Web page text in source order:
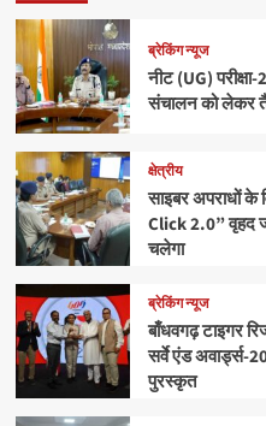
ब्रेकिंग न्यूज
नीट (UG) परीक्षा-
संचालन को लेकर
क्षेत्रीय
साइबर अपराधों के
Click 2.0” वृहद
चलेगा
ब्रेकिंग न्यूज
बाँधवगढ़ टाइगर
सर्वे एंड अवार्ड्स-
पुरस्कृत